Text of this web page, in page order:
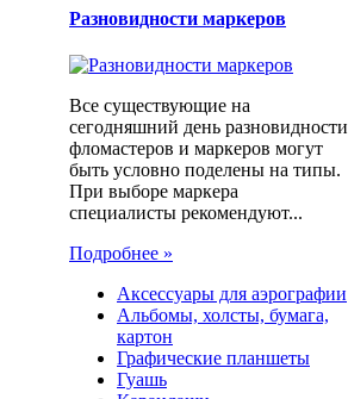
Разновидности маркеров
Все существующие на
сегодняшний день разновидности
фломастеров и маркеров могут
быть условно поделены на типы.
При выборе маркера
специалисты рекомендуют...
Подробнее »
Аксессуары для аэрографии
Альбомы, холсты, бумага,
картон
Графические планшеты
Гуашь